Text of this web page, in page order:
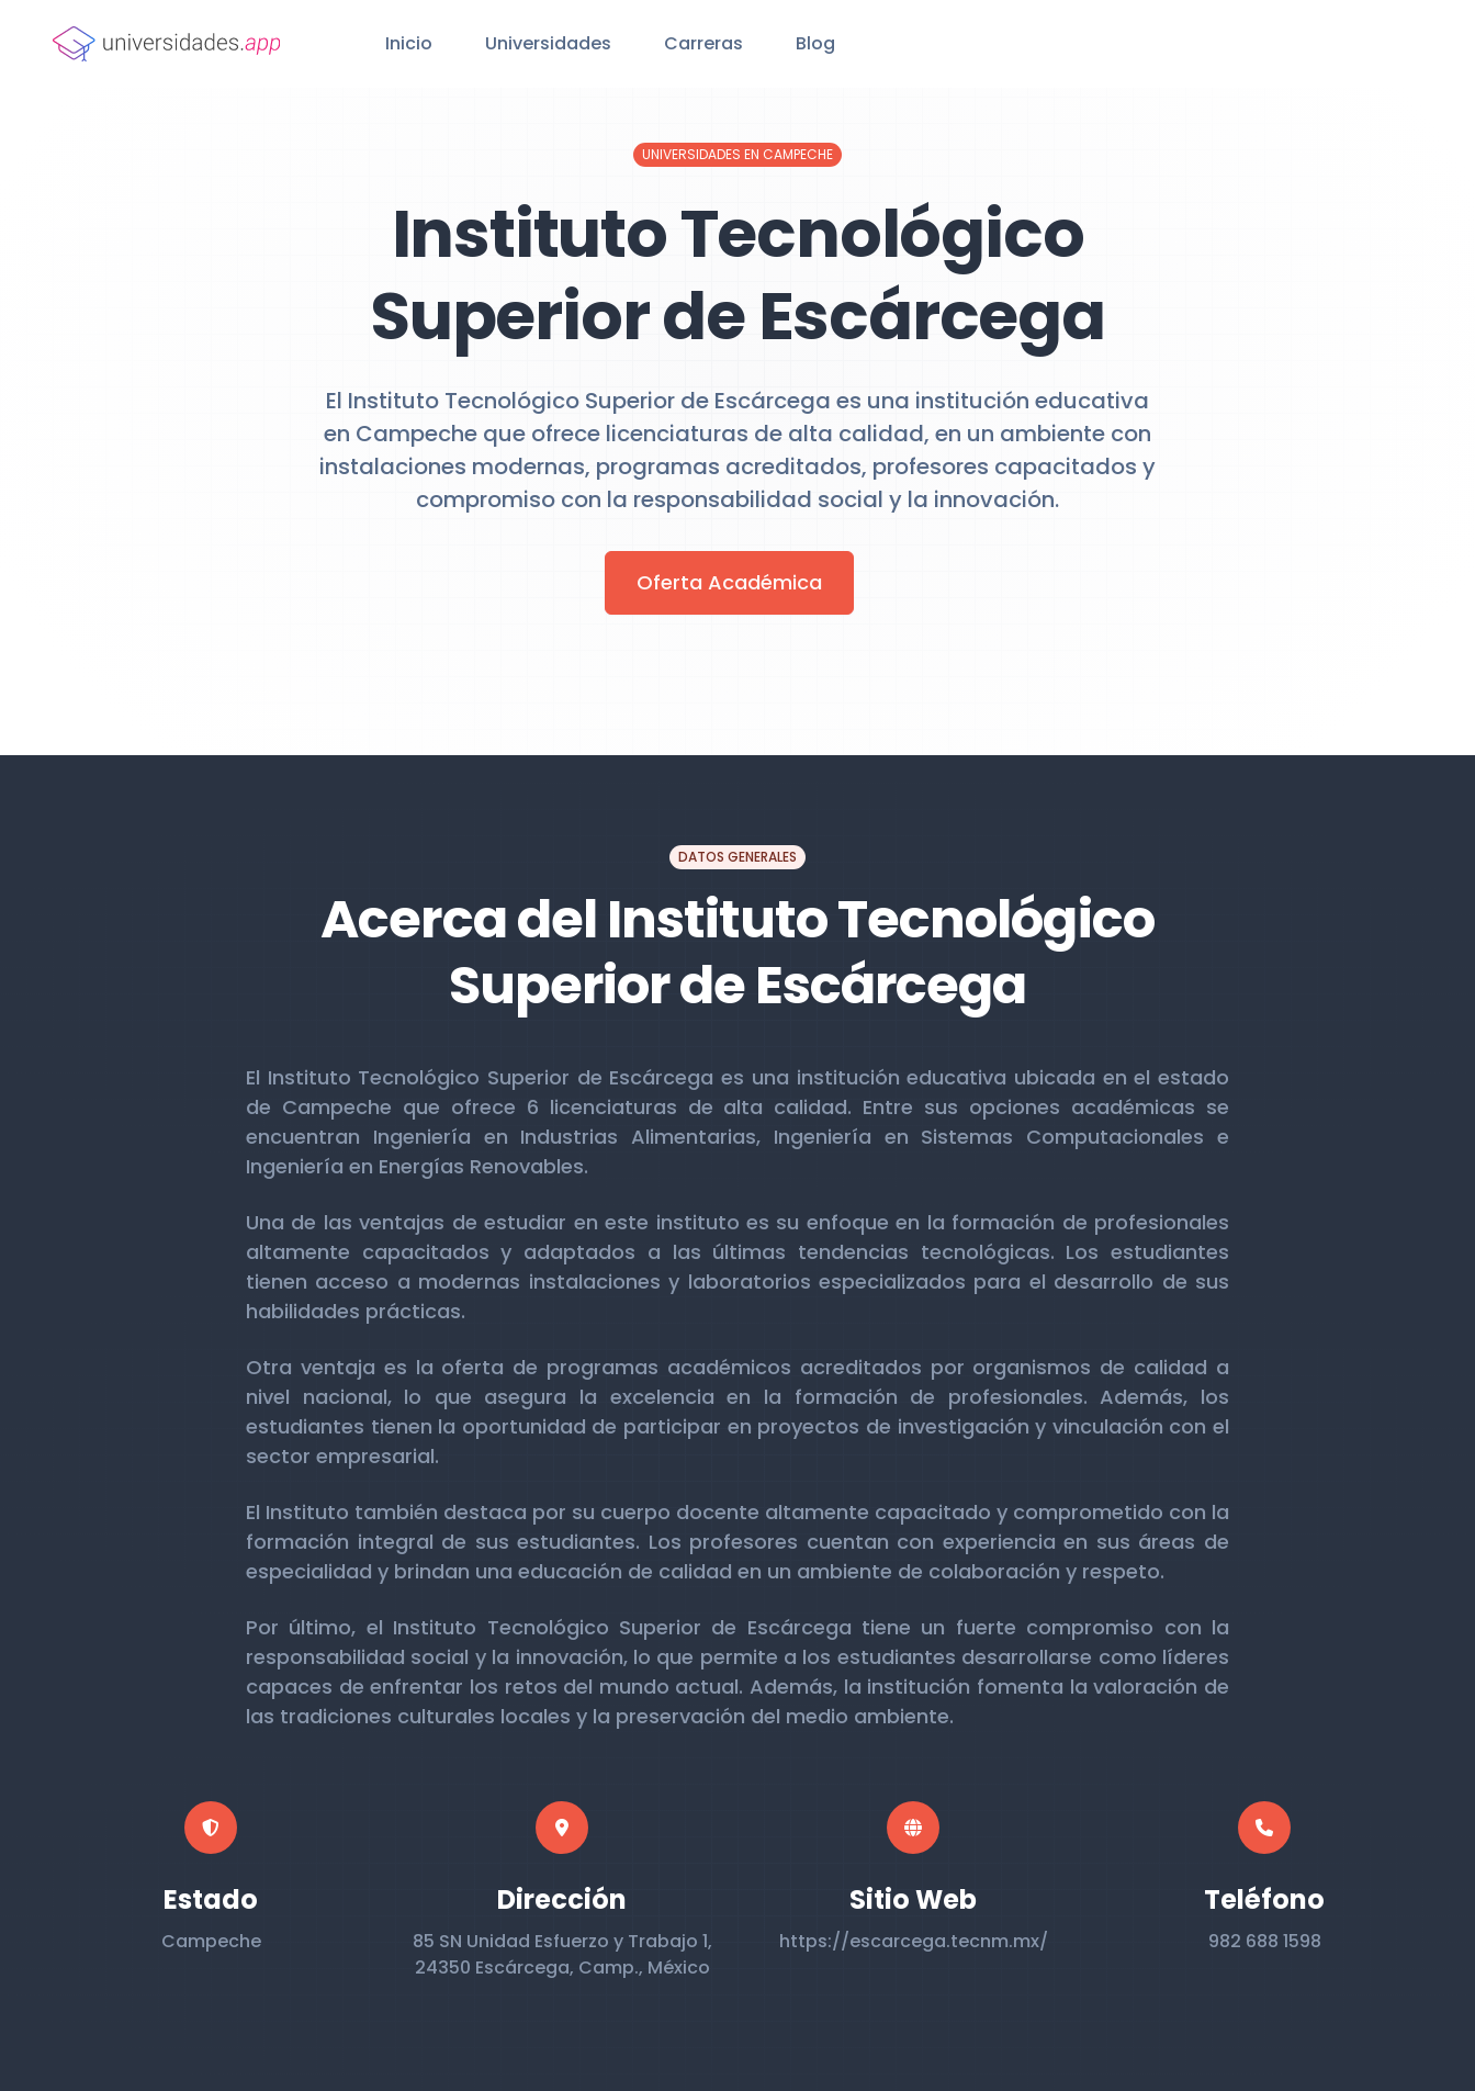
Inicio Universidades Carreras Blog
UNIVERSIDADES EN CAMPECHE
Instituto Tecnológico
Superior de Escárcega
El Instituto Tecnológico Superior de Escárcega es una institución educativa
en Campeche que ofrece licenciaturas de alta calidad, en un ambiente con
instalaciones modernas, programas acreditados, profesores capacitados y
compromiso con la responsabilidad social y la innovación.
Oferta Académica
DATOS GENERALES
Acerca del Instituto Tecnológico
Superior de Escárcega
El Instituto Tecnológico Superior de Escárcega es una institución educativa ubicada en el estado
de Campeche que ofrece 6 licenciaturas de alta calidad. Entre sus opciones académicas se
encuentran Ingeniería en Industrias Alimentarias, Ingeniería en Sistemas Computacionales e
Ingeniería en Energías Renovables.
Una de las ventajas de estudiar en este instituto es su enfoque en la formación de profesionales
altamente capacitados y adaptados a las últimas tendencias tecnológicas. Los estudiantes
tienen acceso a modernas instalaciones y laboratorios especializados para el desarrollo de sus
habilidades prácticas.
Otra ventaja es la oferta de programas académicos acreditados por organismos de calidad a
nivel nacional, lo que asegura la excelencia en la formación de profesionales. Además, los
estudiantes tienen la oportunidad de participar en proyectos de investigación y vinculación con el
sector empresarial.
El Instituto también destaca por su cuerpo docente altamente capacitado y comprometido con la
formación integral de sus estudiantes. Los profesores cuentan con experiencia en sus áreas de
especialidad y brindan una educación de calidad en un ambiente de colaboración y respeto.
Por último, el Instituto Tecnológico Superior de Escárcega tiene un fuerte compromiso con la
responsabilidad social y la innovación, lo que permite a los estudiantes desarrollarse como líderes
capaces de enfrentar los retos del mundo actual. Además, la institución fomenta la valoración de
las tradiciones culturales locales y la preservación del medio ambiente.
Estado
Campeche
Dirección
85 SN Unidad Esfuerzo y Trabajo 1,
24350 Escárcega, Camp., México
Sitio Web
https://escarcega.tecnm.mx/
Teléfono
982 688 1598